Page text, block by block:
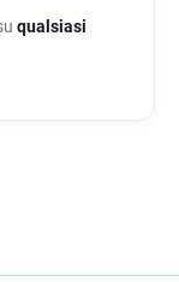
qualsiasi